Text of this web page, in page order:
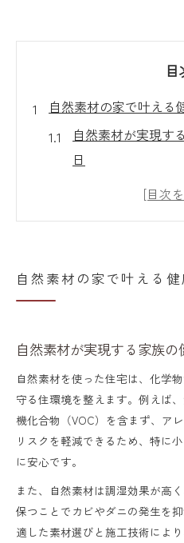
目
自然素材の家で叶える
自然素材が実現す
日
自然素材の効果で
自然素材選びが変
違い
江南市の気候に合う自
江南市の気候に適
工夫
の影響
江南市特有の気候
自然素材の家で叶える
自然素材が実現する家族の
自然素材を使った住宅は、化学
守る住環境を整えます。例えば
機化合物（VOC）を含まず、ア
リスクを軽減できるため、特に
に安心です。
また、自然素材は調湿効果が高
保つことでカビやダニの発生を
適した素材選びと施工技術によ